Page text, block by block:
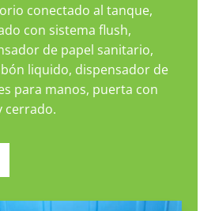
conectado al tanque,
con sistema flush,
de papel sanitario,
liquido, dispensador de
para manos, puerta con
cerrado.